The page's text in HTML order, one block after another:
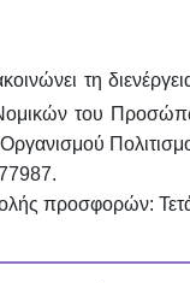
τη
του
προσφορών: